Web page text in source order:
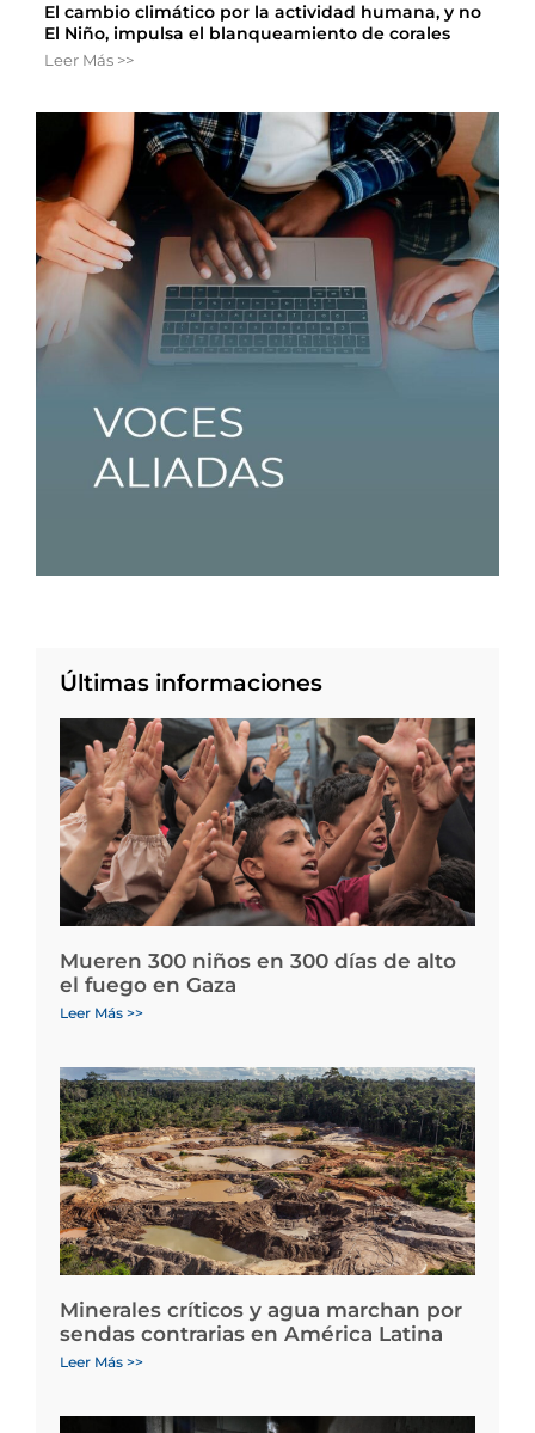
El cambio climático por la actividad humana, y no
El Niño, impulsa el blanqueamiento de corales
Leer Más >>
Últimas informaciones
Mueren 300 niños en 300 días de alto
el fuego en Gaza
Leer Más >>
Minerales críticos y agua marchan por
sendas contrarias en América Latina
Leer Más >>